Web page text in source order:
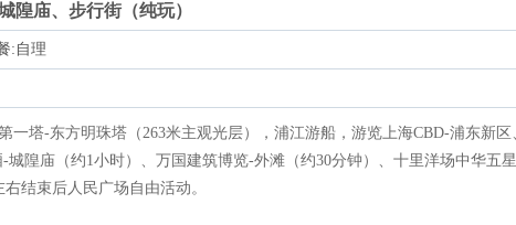
隍庙、步行街（纯玩）
:自理
一塔-东方明珠塔（263米主观光层），浦江游船，游览上海CBD-浦东新区
隍庙（约1小时）、万国建筑博览-外滩（约30分钟）、十里洋场中华五
结束后人民广场自由活动。